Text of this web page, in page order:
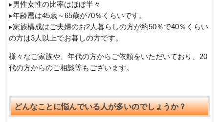
▸男性女性の比率はほぼ半々
▸年齢層は45歳～65歳が70％くらいです。
▸家族構成はご夫婦のお2人暮らしの方が約50％で40％くらい
の方は3人以上でお暮しの方です。
様々なご家族や、年代の方からご依頼をいただいており、20
代の方からのご相談等もございます。
どんなことに悩んでいる人が多いのでしょうか？